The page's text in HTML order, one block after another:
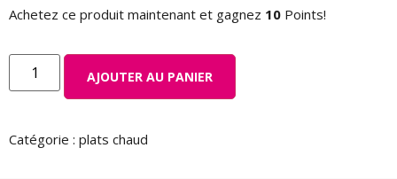
Achetez ce produit maintenant et gagnez 10 Points!
AJOUTER AU PANIER
Catégorie : plats chaud